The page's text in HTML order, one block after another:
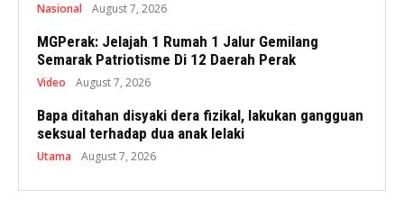
Nasional August 7, 2026
MGPerak: Jelajah 1 Rumah 1 Jalur Gemilang
Semarak Patriotisme Di 12 Daerah Perak
Video August 7, 2026
Bapa ditahan disyaki dera fizikal, lakukan gangguan
seksual terhadap dua anak lelaki
Utama August 7, 2026